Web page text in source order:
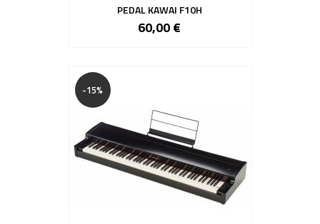
PEDAL KAWAI F10H
60,00 €
-15%